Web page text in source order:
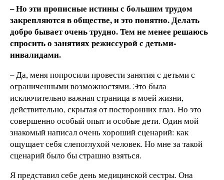
– Но эти прописные истины с большим трудом
закрепляются в обществе, и это понятно. Делать
добро бывает очень трудно. Тем не менее решаюсь
спросить о занятиях режиссурой с детьми-
инвалидами.
–Да, меня попросили провести занятия с детьми с
ограниченными возможностями. Это была
исключительно важная страница в моей жизни,
действительно, скрытая от посторонних глаз. Но это
совершенно особый опыт и особые дети. Один мой
знакомый написал очень хороший сценарий: как
ощущает себя слепоглухой человек. Но мне за такой
сценарий было бы страшно взяться.
Я представил себе день медицинской сестры. Она